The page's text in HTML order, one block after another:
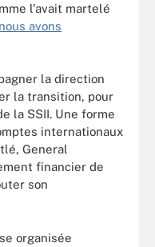
l'avait martelé
avons
la direction
la transition, pour
la SSII. Une forme
internationaux
General
financier de
son
organisée